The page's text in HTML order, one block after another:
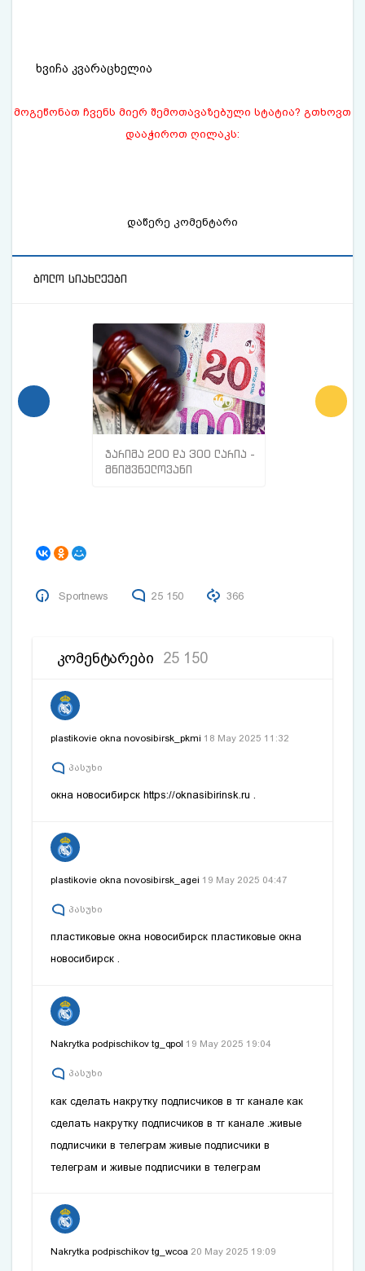
ხვიჩა კვარაცხელია
მოგეწონათ ჩვენს მიერ შემოთავაზებული სტატია? გთხოვთ
დააჭიროთ ღილაკს:
დაწერე კომენტარი
ბოლო სიახლეები
ჯარიმა 200 და 300 ლარია -
მნიშვნელოვანი
Sportnews 25 150 366
ᲙᲝᲛᲔᲜᲢᲐᲠᲔᲑᲘ 25 150
plastikovie okna novosibirsk_pkmi 18 May 2025 11:32
პასუხი
окна новосибирскhttps://oknasibirinsk.ru .
plastikovie okna novosibirsk_agei 19 May 2025 04:47
პასუხი
пластиковые окна новосибирскпластиковые окна
новосибирск .
Nakrytka podpischikov tg_qpol 19 May 2025 19:04
პასუხი
как сделать накрутку подписчиков в тг каналекак
сделать накрутку подписчиков в тг канале .живые
подписчики в телеграмживые подписчики в
телеграм иживые подписчики в телеграм
Nakrytka podpischikov tg_wcoa 20 May 2025 19:09